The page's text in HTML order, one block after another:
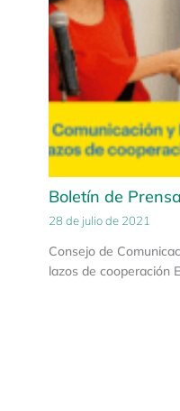
Boletín de
28 de julio de 2021
Consejo de
lazos de cooperación